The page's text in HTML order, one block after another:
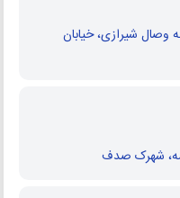
6، محله وصال شیرازی، خیابان
شهرک صدف